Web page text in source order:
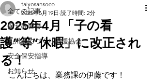
全ての記事
保安教習会
九州ものづくり応援協会
安全保安指導
お知らせ
2025年4月「子の看
護”等”休暇」に改正され
る！
taiyosansoco
2025年6月19日 読了時間: 2分
こんにちは、業務課の伊藤です！